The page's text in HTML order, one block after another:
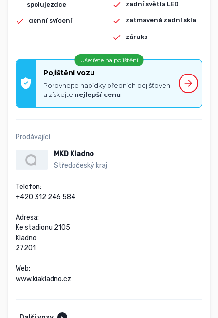
spolujezdce
denní svícení
zadní světla LED
zatmavená zadní skla
záruka
Ušetřete na pojištění
Pojištění vozu
Porovnejte nabídky předních pojišťoven
a získejte nejlepší cenu
Prodávající
MKD Kladno
Středočeský kraj
Telefon:
+420 312 246 584
Adresa:
Ke stadionu 2105
Kladno
27201
Web:
www.kiakladno.cz